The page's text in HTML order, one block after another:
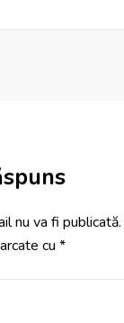
nu va fi publicată.
cu *